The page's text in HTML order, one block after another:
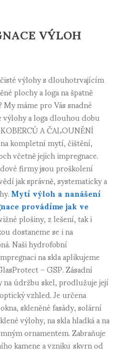
VÝLOH
výlohy s dlouhotrvajícím
plochy a loga na špatně
máme pro Vás snadné
a loga dlouhou dobu
A ČALOUNĚNÍ
kompletní mytí, čištění,
včetně jejich impregnace.
firmy jsou proškolení
jak správně, systematicky a
Mytí výloh a nanášení
provádíme jak ve
plošiny, z lešení, tak i
dostaneme se i na
Naši hydrofobní
na skla aplikujeme
– GSP. Zásadní
údržbu skel, prodlužuje její
vzhled. Je určena
skleněné fasády, solární
výlohy, na skla hladká a na
ornamentem. Zabraňuje
kamene a vznikuskvrn od